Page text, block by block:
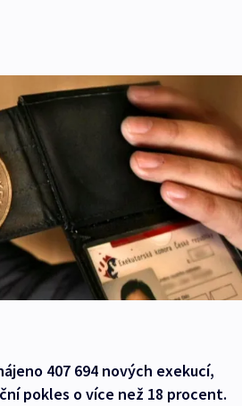
407 694 nových exekucí,
pokles o více než 18 procent.